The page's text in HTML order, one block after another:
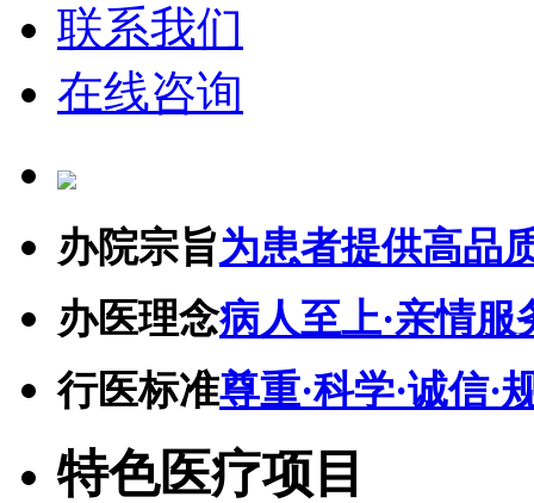
联系我们
在线咨询
办院宗旨为患者提供高品
办医理念病人至上·亲情服
行医标准尊重·科学·诚信·
特色医疗项目